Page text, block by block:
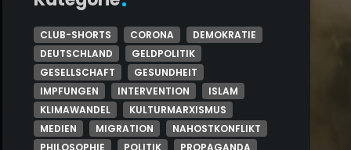
CLUB-SHORTS CORONA
DEMOKRATIE
DEUTSCHLAND
GELDPOLITIK
GESELLSCHAFT
GESUNDHEIT
IMPFUNGEN
INTERVENTION
ISLAM
KLIMAWANDEL
KULTURMARXISMUS
MEDIEN
MIGRATION
NAHOSTKONFLIKT